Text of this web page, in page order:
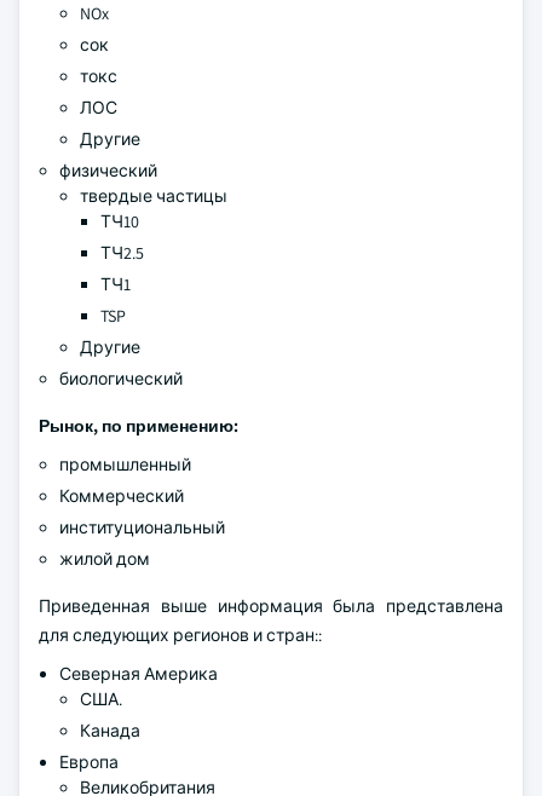
NOx
сок
токс
ЛОС
Другие
физический
твердые частицы
ТЧ10
ТЧ2.5
ТЧ1
TSP
Другие
биологический
Рынок, по применению:
промышленный
Коммерческий
институциональный
жилой дом
Приведенная выше информация была представлена
для следующих регионов и стран::
Северная Америка
США.
Канада
Европа
Великобритания